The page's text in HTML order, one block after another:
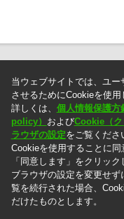
当ウェブサイトでは、ユー
させるためにCookieを使用
詳しくは、 個人情報保護
policy） およびCookie（ク
ラウザの設定をご覧くださ
Cookieを使用することに同
「同意します」をクリック
ブラウザの設定を変更せず
覧を続行された場合、
だけたものとします。
個人情報保護方針
＊. 本ウェブサイト上に掲載され
断りなしに変更することがあり
＊. 本ウェブサイト上の表示価格
を別途頂戴いたします。